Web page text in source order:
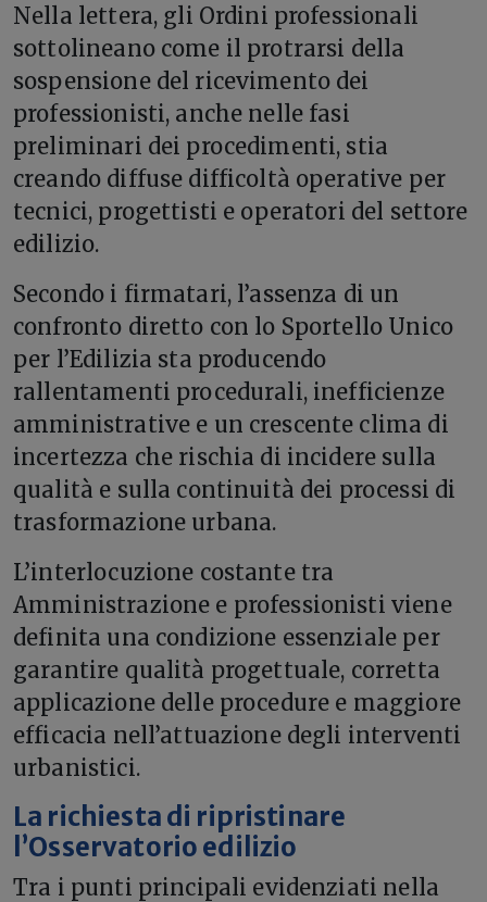
Nella lettera, gli Ordini professionali
sottolineano come il protrarsi della
sospensione del ricevimento dei
professionisti, anche nelle fasi
preliminari dei procedimenti, stia
creando diffuse difficoltà operative per
tecnici, progettisti e operatori del settore
edilizio.
Secondo i firmatari, l’assenza di un
confronto diretto con lo Sportello Unico
per l’Edilizia sta producendo
rallentamenti procedurali, inefficienze
amministrative e un crescente clima di
incertezza che rischia di incidere sulla
qualità e sulla continuità dei processi di
trasformazione urbana.
L’interlocuzione costante tra
Amministrazione e professionisti viene
definita una condizione essenziale per
garantire qualità progettuale, corretta
applicazione delle procedure e maggiore
efficacia nell’attuazione degli interventi
urbanistici.
La richiesta di ripristinare
l’Osservatorio edilizio
Tra i punti principali evidenziati nella